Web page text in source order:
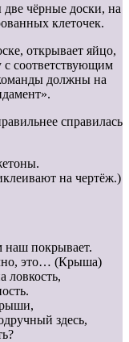
чёрные доски, на
клеточек.
открывает яйцо,
с соответствующим
должны на
справилась
на чертёж.)
наш покрывает.
это… (Крыша)
здесь,